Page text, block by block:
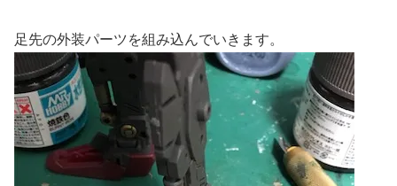
足先の外装パーツを組み込んでいきます。